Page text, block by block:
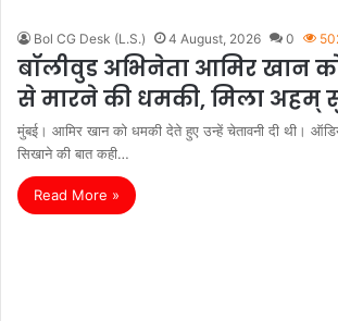
Bol CG Desk (L.S.) 4 August, 2026 0
बॉलीवुड अभिनेता आमिर खान
से मारने की धमकी, मिला अहम्
मुंबई। आमिर खान को धमकी देते हुए उन्हें चेतावनी दी थी।
सिखाने की बात कही…
Read More »